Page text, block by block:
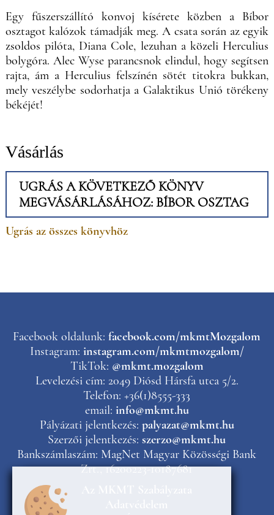
Egy fűszerszállító konvoj kísérete közben a Bíbor
osztagot kalózok támadják meg. A csata során az egyik
zsoldos pilóta, Diana Cole, lezuhan a közeli Herculius
bolygóra. Alec Wyse parancsnok elindul, hogy segítsen
rajta, ám a Herculius felszínén sötét titokra bukkan,
mely veszélybe sodorhatja a Galaktikus Unió törékeny
békéjét!
Vásárlás
UGRÁS A KÖVETKEZŐ KÖNYV
MEGVÁSÁRLÁSÁHOZ: BÍBOR OSZTAG
Ugrás az összes könyvhöz
Facebook oldalunk:facebook.com/mkmtMozgalom
Instagram: instagram.com/mkmtmozgalom/
TikTok: @mkmt.mozgalom
Levelezési cím: 2049 Diósd Hársfa utca 5/2.
Telefon: +36(1)8555-333
email: info@mkmt.hu
Pályázati jelentkezés: palyazat@mkmt.hu
Szerzői jelentkezés:szerzo@mkmt.hu
Bankszámlaszám: MagNet Magyar Közösségi Bank
Zrt., 16200223-10187681